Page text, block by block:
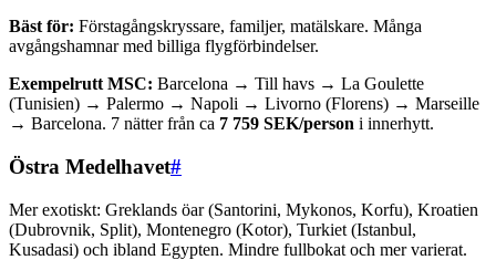
Bäst för: Förstagångskryssare, familjer, matälskare. Många
avgångshamnar med billiga flygförbindelser.
Exempelrutt MSC: Barcelona → Till havs → La Goulette
(Tunisien) → Palermo → Napoli → Livorno (Florens) → Marseille
→ Barcelona. 7 nätter från ca 7 759 SEK/person i innerhytt.
Östra Medelhavet#
Mer exotiskt: Greklands öar (Santorini, Mykonos, Korfu), Kroatien
(Dubrovnik, Split), Montenegro (Kotor), Turkiet (Istanbul,
Kusadasi) och ibland Egypten. Mindre fullbokat och mer varierat.